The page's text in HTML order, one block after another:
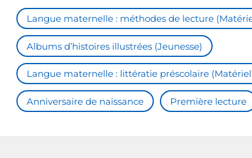
Langue maternelle : méthodes de lecture
Albums d’histoires illustrées (Jeunesse)
Langue maternelle : littératie préscolaire
Anniversaire de naissance Première lecture